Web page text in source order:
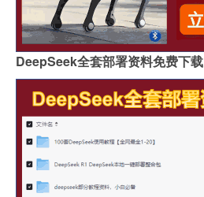
DeepSeek全套部署资料免费下载